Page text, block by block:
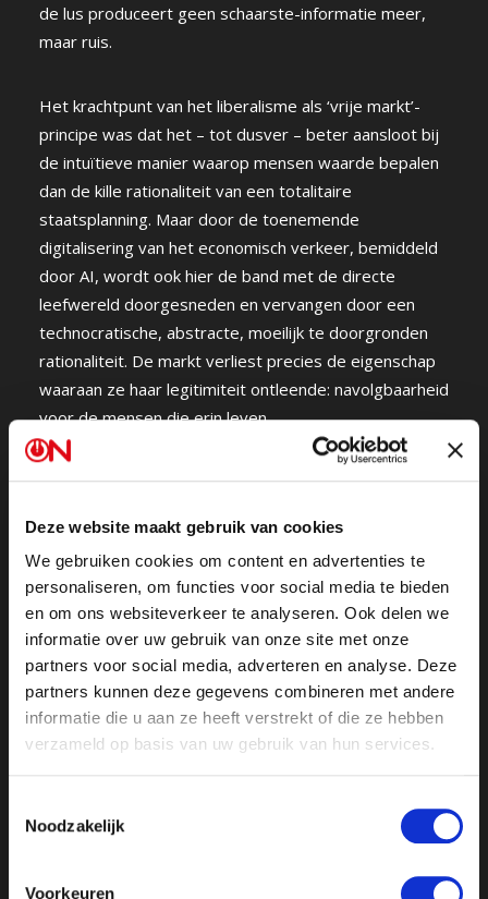
Deze website maakt gebruik van cookies
We gebruiken cookies om content en advertenties te
personaliseren, om functies voor social media te bieden
en om ons websiteverkeer te analyseren. Ook delen we
informatie over uw gebruik van onze site met onze
partners voor social media, adverteren en analyse. Deze
partners kunnen deze gegevens combineren met andere
informatie die u aan ze heeft verstrekt of die ze hebben
verzameld op basis van uw gebruik van hun services.
Noodzakelijk
Voorkeuren
de lus produceert geen schaarste-informatie meer,
maar ruis.
Het krachtpunt van het liberalisme als ‘vrije markt’-
principe was dat het – tot dusver – beter aansloot bij
de intuïtieve manier waarop mensen waarde bepalen
dan de kille rationaliteit van een totalitaire
staatsplanning. Maar door de toenemende
digitalisering van het economisch verkeer, bemiddeld
door AI, wordt ook hier de band met de directe
leefwereld doorgesneden en vervangen door een
technocratische, abstracte, moeilijk te doorgronden
rationaliteit. De markt verliest precies de eigenschap
waaraan ze haar legitimiteit ontleende: navolgbaarheid
voor de mensen die erin leven.
Problemen rond waardebepaling
wereld van geautomatiseerde handel en valuta.
Naarmate handelssystemen autonomer worden, is
denkbaar dat ze munten die onderhevig zijn aan
politieke discretie als risicofactor gaan behandelen: de
geldhoeveelheid en daarmee de waarde kunnen
worden bijgestuurd door politieke processen die voor
een algoritme moeilijk te modelleren zijn. Niet zozeer
discretionaire menselijke beslissing zelf de onzekere
munteenheden rust.